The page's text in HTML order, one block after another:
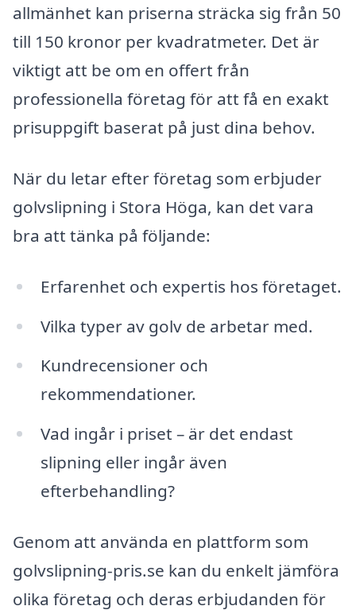
allmänhet kan priserna sträcka sig från 50
till 150 kronor per kvadratmeter. Det är
viktigt att be om en offert från
professionella företag för att få en exakt
prisuppgift baserat på just dina behov.
När du letar efter företag som erbjuder
golvslipning i Stora Höga, kan det vara
bra att tänka på följande:
Erfarenhet och expertis hos företaget.
Vilka typer av golv de arbetar med.
Kundrecensioner och
rekommendationer.
Vad ingår i priset – är det endast
slipning eller ingår även
efterbehandling?
Genom att använda en plattform som
golvslipning-pris.se kan du enkelt jämföra
olika företag och deras erbjudanden för